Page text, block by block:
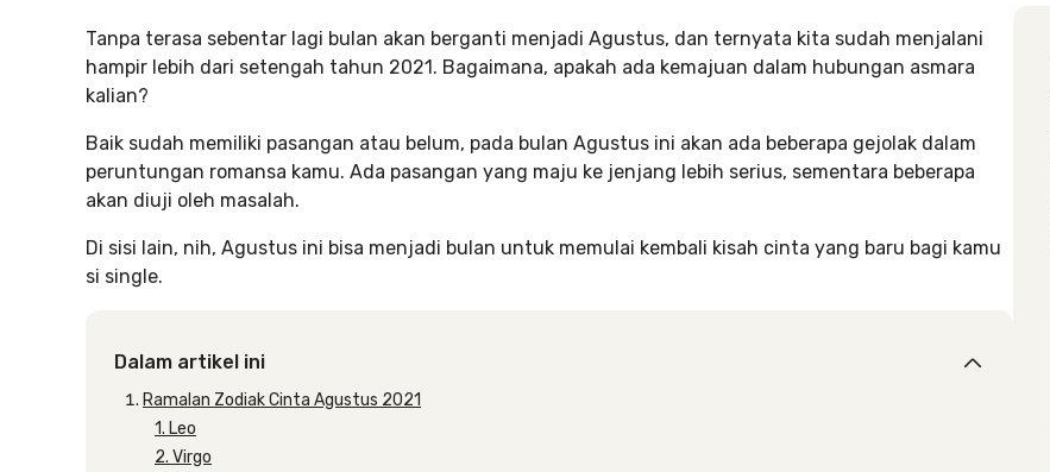
Tanpa terasa sebentar lagi bulan akan berganti menjadi Agustus, dan ternyata kita sudah menjalani
hampir lebih dari setengah tahun 2021. Bagaimana, apakah ada kemajuan dalam hubungan asmara
kalian?
Baik sudah memiliki pasangan atau belum, pada bulan Agustus ini akan ada beberapa gejolak dalam
peruntungan romansa kamu. Ada pasangan yang maju ke jenjang lebih serius, sementara beberapa
akan diuji oleh masalah.
Di sisi lain, nih, Agustus ini bisa menjadi bulan untuk memulai kembali kisah cinta yang baru bagi kamu
si single.
Dalam artikel ini
Ramalan Zodiak Cinta Agustus 2021
1. Leo
2. Virgo